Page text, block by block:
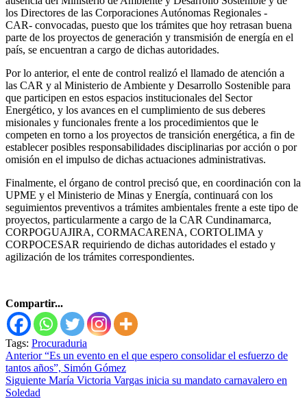
los Directores de las Corporaciones Autónomas Regionales -
CAR- convocadas, puesto que los trámites que hoy retrasan buena
parte de los proyectos de generación y transmisión de energía en el
país, se encuentran a cargo de dichas autoridades.
Por lo anterior, el ente de control realizó el llamado de atención a
las CAR y al Ministerio de Ambiente y Desarrollo Sostenible para
que participen en estos espacios institucionales del Sector
Energético, y los avances en el cumplimiento de sus deberes
misionales y funcionales frente a los procedimientos que le
competen en torno a los proyectos de transición energética, a fin de
establecer posibles responsabilidades disciplinarias por acción o por
omisión en el impulso de dichas actuaciones administrativas.
Finalmente, el órgano de control precisó que, en coordinación con la
UPME y el Ministerio de Minas y Energía, continuará con los
seguimientos preventivos a trámites ambientales frente a este tipo de
proyectos, particularmente a cargo de la CAR Cundinamarca,
CORPOGUAJIRA, CORMACARENA, CORTOLIMA y
CORPOCESAR requiriendo de dichas autoridades el estado y
agilización de los trámites correspondientes.
Compartir...
Tags: Procuraduria
Seguir
leyendo
Anterior“Es un evento en el que espero consolidar el esfuerzo de
tantos años”, Simón Gómez
Siguiente María Victoria Vargas inicia su mandato carnavalero en
Soledad